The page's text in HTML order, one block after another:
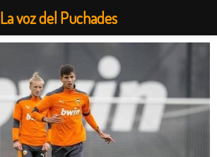
La voz del Puchades